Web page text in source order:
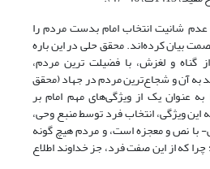
عدم شانیت انتخاب امام بدست مردم را
بیان کرده‌اند. محقق حلی در این باره
و لغزش، با فضیلت ترین مردم،
به آن و شجاع‌ترین مردم در جهاد (محقق
عصمت را به عنوان یک از ویژگی‌های مهم امام بر
ویژگی، انتخاب فرد توسط منبع وحی،
با نص و معجزه است، و مردم هیچ گونه
چرا که از این صفت فرد، جز خداوند اطلاع